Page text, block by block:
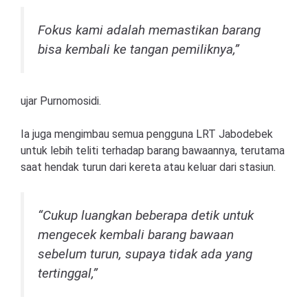
Fokus kami adalah memastikan barang
bisa kembali ke tangan pemiliknya,”
ujar Purnomosidi.
Ia juga mengimbau semua pengguna LRT Jabodebek
untuk lebih teliti terhadap barang bawaannya, terutama
saat hendak turun dari kereta atau keluar dari stasiun.
“Cukup luangkan beberapa detik untuk
mengecek kembali barang bawaan
sebelum turun, supaya tidak ada yang
tertinggal,”